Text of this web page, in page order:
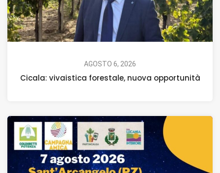
AGOSTO 6, 2026
Cicala: vivaistica forestale, nuova opportunità